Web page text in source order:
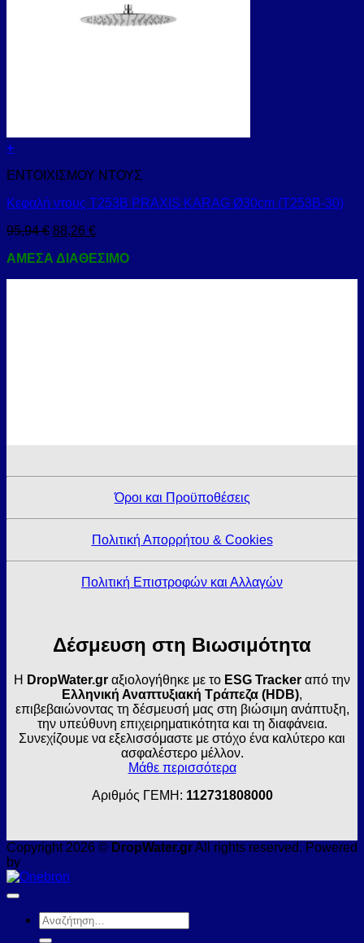
+
ΕΝΤΟΙΧΙΣΜΟΥ ΝΤΟΥΣ
Κεφαλή ντους Τ253Β PRAXIS KARAG Ø30cm (T253B-30)
95,94€ 88,26 €
ΑΜΕΣΑ ΔΙΑΘΕΣΙΜΟ
Όροι και Προϋποθέσεις
Πολιτική Απορρήτου & Cookies
Πολιτική Επιστροφών και Αλλαγών
Δέσμευση στη Βιωσιμότητα
Η DropWater.gr αξιολογήθηκε με το ESG Tracker από την
Ελληνική Αναπτυξιακή Τράπεζα (HDB),
επιβεβαιώνοντας τη δέσμευσή μας στη βιώσιμη ανάπτυξη,
την υπεύθυνη επιχειρηματικότητα και τη διαφάνεια.
Συνεχίζουμε να εξελισσόμαστε με στόχο ένα καλύτερο και
ασφαλέστερο μέλλον.
Μάθε περισσότερα
Αριθμός ΓΕΜΗ: 112731808000
Copyright 2026 © DropWater.grAll rights reserved. Powered
by
Αναζήτηση
για: